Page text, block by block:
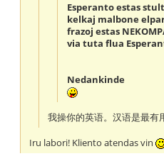
Esperanto estas
kelkaj malbone
frazoj estas
via tuta flua
Nedankinde
我操你的英语。汉语是最有
Iru labori! Kliento atendas vin